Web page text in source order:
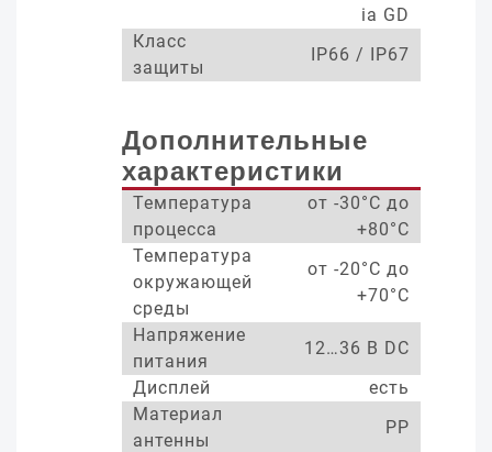
ia GD
Класс
защиты
IP66 / IP67
Дополнительные
характеристики
Температура
процесса
от -30°С до
+80°С
Температура
окружающей
среды
от -20°С до
+70°С
Напряжение
питания
12…36 В DC
Дисплей
есть
Материал
антенны
PP